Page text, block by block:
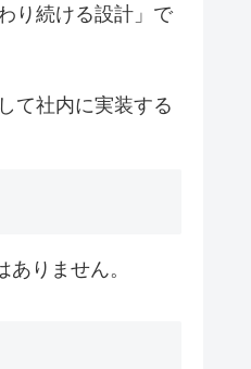
り続ける設計」で
て社内に実装する
りません。